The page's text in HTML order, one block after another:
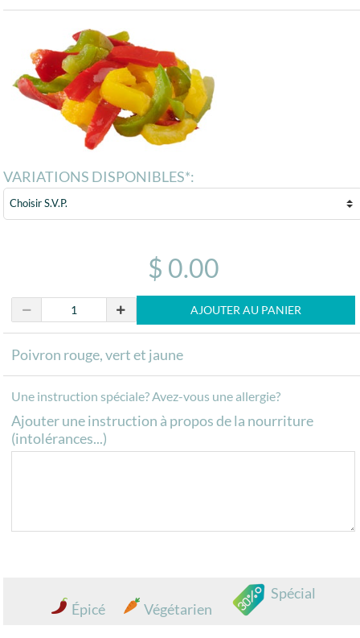
VARIATIONS DISPONIBLES*:
$ 0.00
AJOUTER AU PANIER
Poivron rouge, vert et jaune
Une instruction spéciale? Avez-vous une allergie?
Ajouter une instruction à propos de la nourriture
(intolérances...)
Épicé Végétarien
Spécial